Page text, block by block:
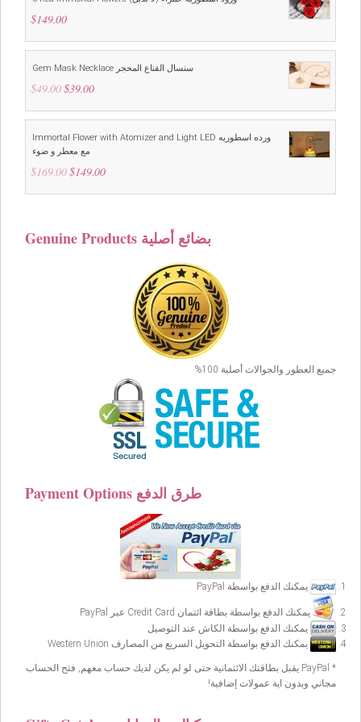
$149.00
Gem Mask Necklace سنسال القناع المحجر
$49.00 Original
was:
$39.00Current
is:
Immortal Flower with Atomizer and Light LED ورده اسطوريه
مع معطر و ضوء
$169.00 Original
was:
$149.00Current
is:
Genuine Products بضائع أصلية
جميع العطور والجوالات أصلية 100%
Payment Options طرق الدفع
يمكنك الدفع بواسطة PayPal
يمكنك الدفع بواسطة بطاقة ائتمان Credit Card عبر PayPal
يمكنك الدفع بواسطة الكاش عند التوصيل
يمكنك الدفع بواسطة التحويل السريع من المصارف Western Union
* PayPal يقبل بطاقتك الائتمانية حتى لو لم يكن لديك حساب معهم, فتح الحساب
مجاني وبدون اية عمولات إضافية!